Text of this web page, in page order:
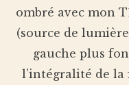
ombré avec mon
(source de
gauche plus
l’intégralité de la